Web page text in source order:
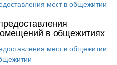
мест в общежитии
в общежитиях
мест в общежитии